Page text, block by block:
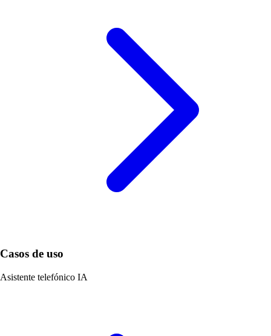
Casos de uso
Asistente telefónico IA